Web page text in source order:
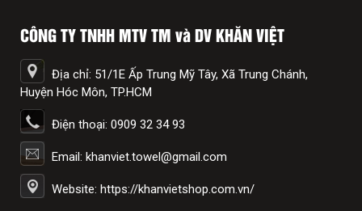
CÔNG TY TNHH MTV TM và DV KHĂN VIỆT
Địa chỉ: 51/1E Ấp Trung Mỹ Tây, Xã Trung Chánh,
Huyện Hóc Môn, TP.HCM
Điện thoại: 0909 32 34 93
Email: khanviet.towel@gmail.com
Website: https://khanvietshop.com.vn/